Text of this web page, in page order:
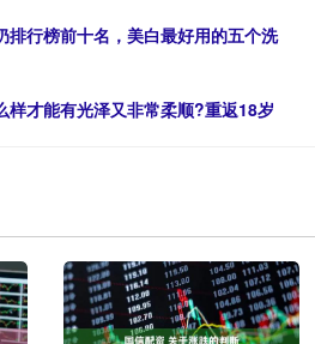
排行榜前十名，美白最好用的五个洗
样才能有光泽又非常柔顺?重返18岁